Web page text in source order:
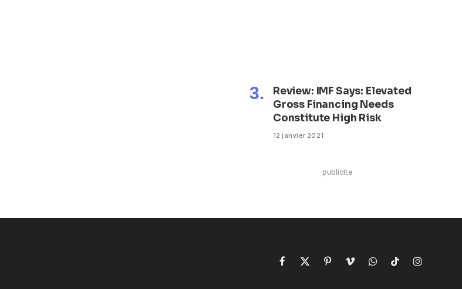
Review: IMF Says: Elevated
Gross Financing Needs
Constitute High Risk
12 janvier 2021
publicite
Facebook
X
PinterestVimeoWhatsApp
TikTokInstagram